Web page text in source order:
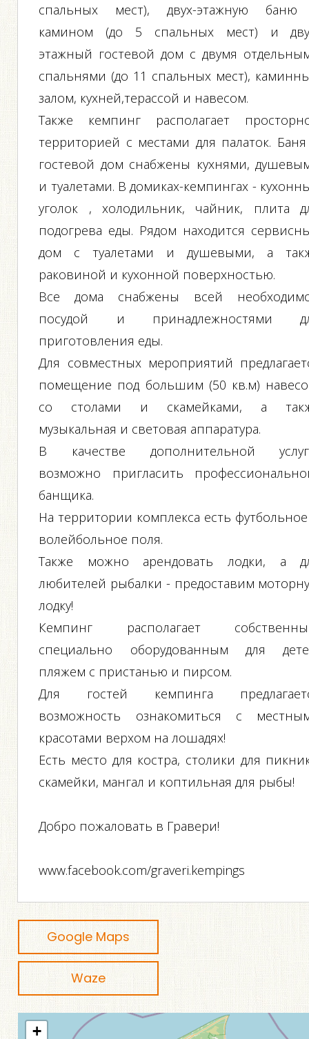
спальных мест), двух-этажную
камином (до 5 спальных мест) и
этажный гостевой дом с двумя
спальнями (до 11 спальных мест),
залом, кухней,терассoй и навесом.
Также кемпинг располагает
территорией с местами для палаток.
гостевой дом снабжены кухнями,
и туалетами. В домиках-кемпингах -
уголок , холодильник, чайник, плита
подогрева еды. Рядом находится
дом с туалетами и душевыми, а
раковиной и кухонной поверхностью.
Все дома снабжены всей
посудой и принадлежностями
приготовления еды.
Для совместных мероприятий
помещение под большим (50 кв.м)
со столами и скамейками, а
музыкальная и световая аппаратура.
В качестве дополнительной
возможно пригласить
банщика.
На территории комплекса есть
волейбольное поля.
Также можно арендовать лодки, а
любителей рыбалки - предоставим
лодку!
Кемпинг располагает
специально оборудованным для
пляжем с пристанью и пирсом.
Для гостей кемпинга
возможность ознакомиться с
красотами верхом на лошадях!
Есть место для костра, столики для
скамейки, мангал и коптильная для рыбы!
Добро пожаловать в Гравери!
www.facebook.com/graveri.kempings
Google Maps
Waze
+